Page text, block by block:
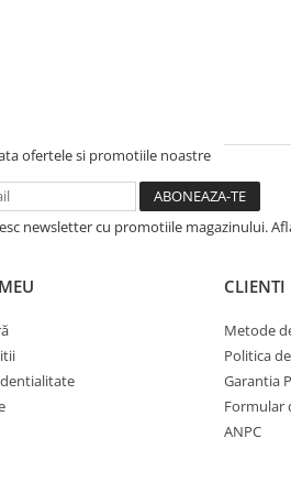
ofertele si promotiile noastre
newsletter cu promotiile magazinului.
CLIENTI
Metode
Politica
Garantia
Formular
ANPC